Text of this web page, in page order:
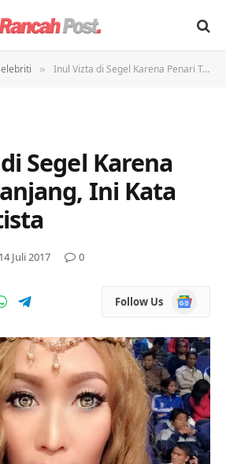
» Inul Vizta di Segel Karena Penari Telanjang, Ini Kata Inul Daratista
Segel Karena
Ini Kata
14 Juli 2017 0
Follow Us
Google
News